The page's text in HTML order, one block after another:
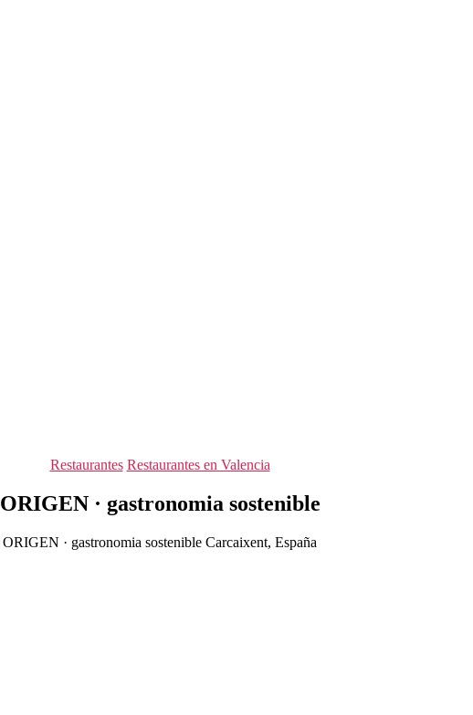
Categorías
Restaurantes Restaurantes en Valencia
ORIGEN · gastronomia sostenible
ORIGEN · gastronomia sostenible Carcaixent, España